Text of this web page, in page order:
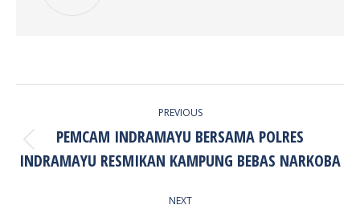
PREVIOUS
Previous
post:
PEMCAM INDRAMAYU BERSAMA POLRES
INDRAMAYU RESMIKAN KAMPUNG BEBAS NARKOBA
NEXT